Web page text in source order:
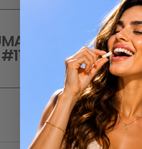
+ 7 Ingredientes
)